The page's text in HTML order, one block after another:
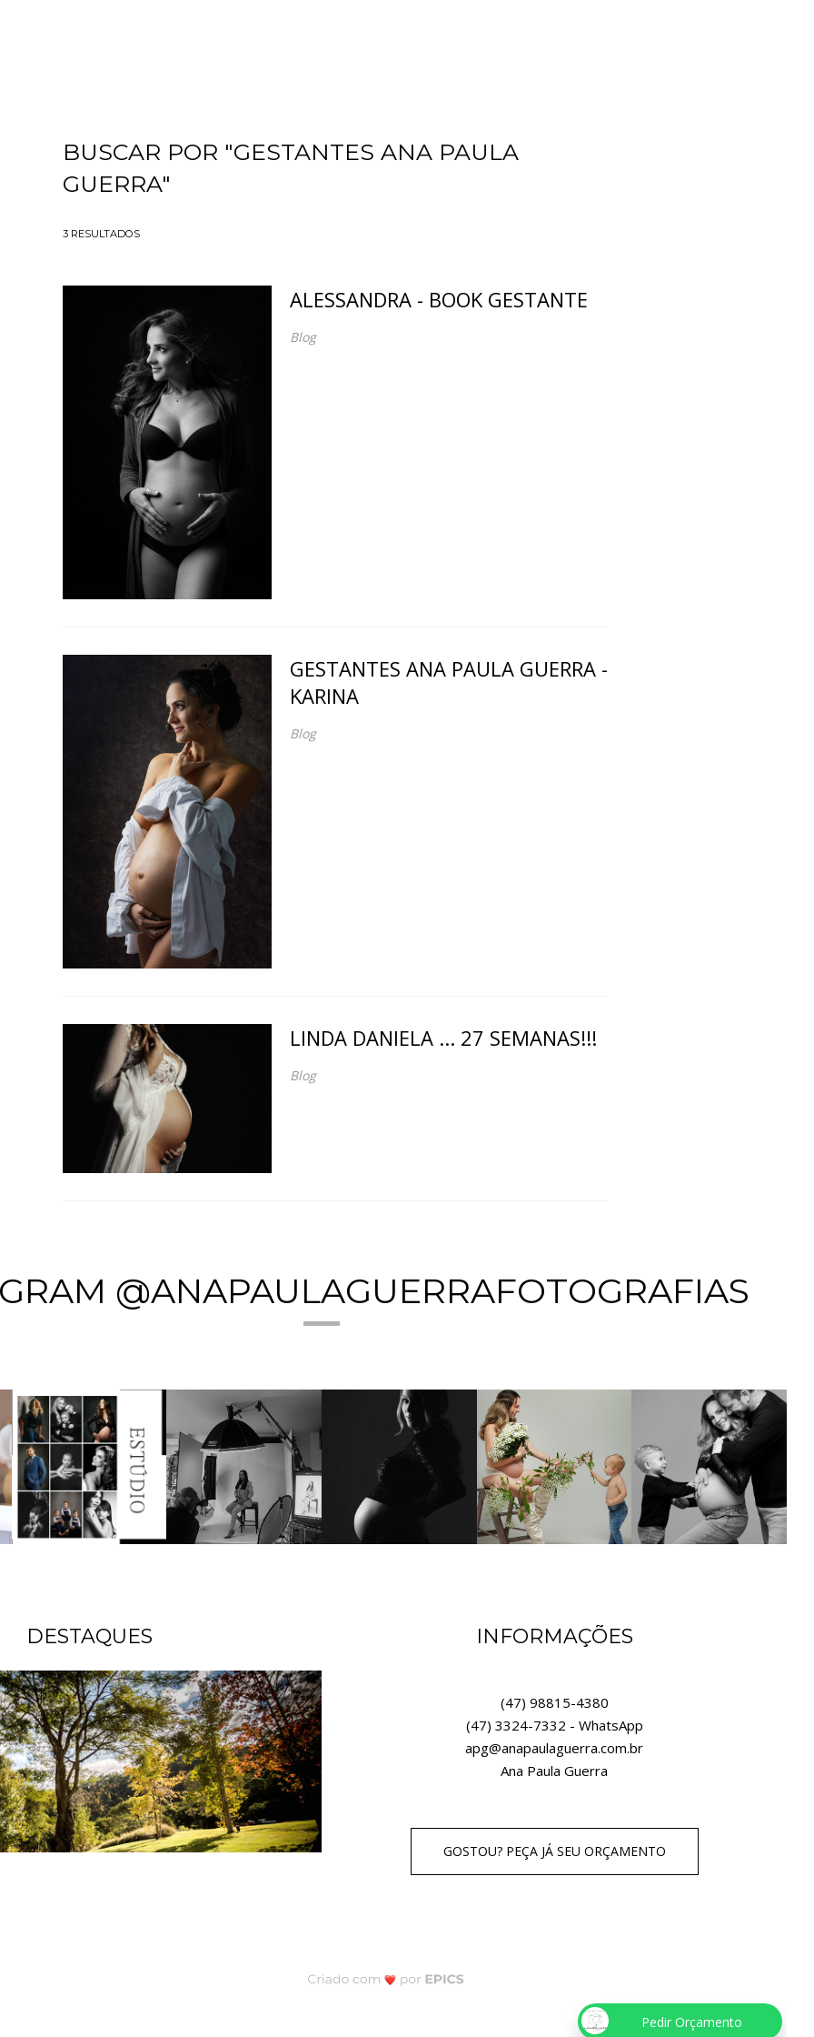
BUSCAR POR "GESTANTES ANA PAULA
GUERRA"
3 RESULTADOS
ALESSANDRA - BOOK GESTANTE
Blog
GESTANTES ANA PAULA GUERRA -
KARINA
Blog
LINDA DANIELA ... 27 SEMANAS!!!
Blog
@ANAPAULAGUERRAFOTOGRAFIAS
DESTAQUES INFORMAÇÕES
(47) 98815-4380
(47) 3324-7332 - WhatsApp
apg@anapaulaguerra.com.br
Ana Paula Guerra
GOSTOU? PEÇA JÁ SEU ORÇAMENTO
Pedir Orçamento